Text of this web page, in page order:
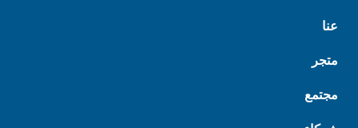
عنا
متجر
مجتمع